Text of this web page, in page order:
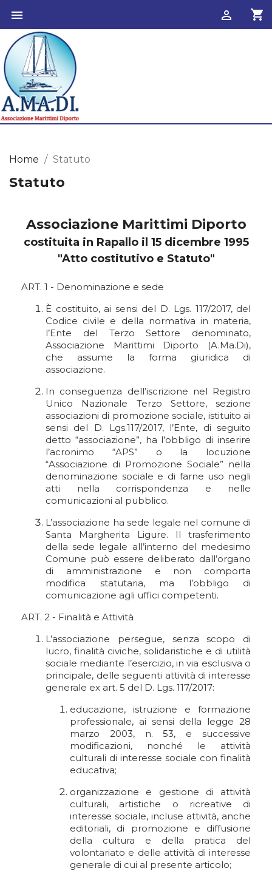
 shopping_cart

Home Statuto
Statuto
Associazione Marittimi Diporto
costituita in Rapallo il 15 dicembre 1995
"Atto costitutivo e Statuto"
ART. 1 - Denominazione e sede
È costituito, ai sensi del D. Lgs. 117/2017, del
Codice civile e della normativa in materia,
l’Ente del Terzo Settore denominato,
Associazione Marittimi Diporto (A.Ma.Di),
che assume la forma giuridica di
associazione.
In conseguenza dell’iscrizione nel Registro
Unico Nazionale Terzo Settore, sezione
associazioni di promozione sociale, istituito ai
sensi del D. Lgs.117/2017, l’Ente, di seguito
detto “associazione”, ha l’obbligo di inserire
l’acronimo “APS” o la locuzione
“Associazione di Promozione Sociale” nella
denominazione sociale e di farne uso negli
atti nella corrispondenza e nelle
comunicazioni al pubblico.
L’associazione ha sede legale nel comune di
Santa Margherita Ligure. Il trasferimento
della sede legale all’interno del medesimo
Comune può essere deliberato dall’organo
di amministrazione e non comporta
modifica statutaria, ma l’obbligo di
comunicazione agli uffici competenti.
ART. 2 - Finalità e Attività
L’associazione persegue, senza scopo di
lucro, finalità civiche, solidaristiche e di utilità
sociale mediante l’esercizio, in via esclusiva o
principale, delle seguenti attività di interesse
generale ex art. 5 del D. Lgs. 117/2017:
educazione, istruzione e formazione
professionale, ai sensi della legge 28
marzo 2003, n. 53, e successive
modificazioni, nonché le attività
culturali di interesse sociale con finalità
educativa;
organizzazione e gestione di attività
culturali, artistiche o ricreative di
interesse sociale, incluse attività, anche
editoriali, di promozione e diffusione
della cultura e della pratica del
volontariato e delle attività di interesse
generale di cui al presente articolo;